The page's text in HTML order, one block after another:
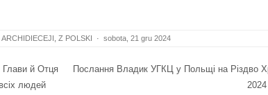
ARCHIDIECEJI Z POLSKI · sobota, 21 gru 2024
Глави й Отця
людей
Послання Владик УГКЦ у Польщі на Різдво